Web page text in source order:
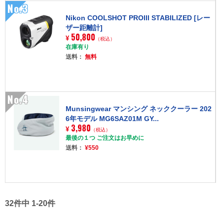
No.3
Nikon COOLSHOT PROIII STABILIZED [レー
ザー距離計]
¥ 50,800 （税込）
在庫有り
送料：無料
No.4
Munsingwear マンシング ネッククーラー 202
6年モデル MG6SAZ01M GY...
¥ 3,980 （税込）
最後の１つ ご注文はお早めに
送料：¥550
32件中 1-20件